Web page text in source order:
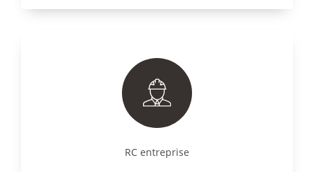
RC entreprise